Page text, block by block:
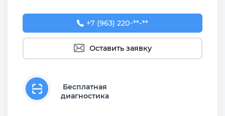
+7 (963) 220-12-19
+7 (963) 220-**-**
Оставить заявку
Бесплатная
диагностика